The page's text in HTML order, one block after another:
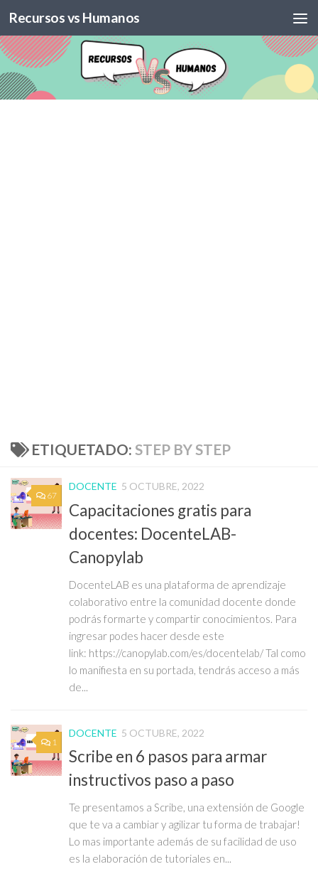
Skip to content
Recursos vs Humanos
ETIQUETADO: STEP BY STEP
67
DOCENTE 5 OCTUBRE, 2022
Capacitaciones gratis para
docentes: DocenteLAB-
Canopylab
DocenteLAB es una plataforma de aprendizaje
colaborativo entre la comunidad docente donde
podrás formarte y compartir conocimientos. Para
ingresar podes hacer desde este
link: https://canopylab.com/es/docentelab/ Tal como
lo manifiesta en su portada, tendrás acceso a más
de...
1
DOCENTE 5 OCTUBRE, 2022
Scribe en 6 pasos para armar
instructivos paso a paso
Te presentamos a Scribe, una extensión de Google
que te va a cambiar y agilizar tu forma de trabajar!
Lo mas importante además de su facilidad de uso
es la elaboración de tutoriales en...